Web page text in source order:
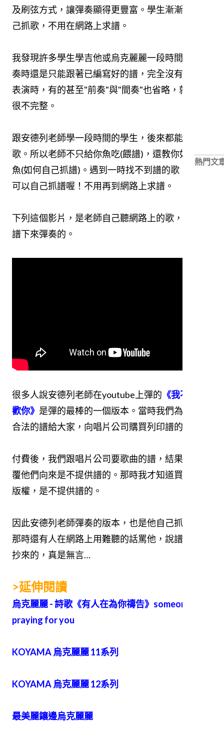
及刷弦方式，讓彈奏顯得更豐富。學生漸漸也能自
己抓歌，不用在網路上求譜。
我發現許多學生學吉他或烏克麗麗一段時間了，彈
奏時還是只能跟著已編寫好的譜，完全沒有變化。
表演時，有的甚至"前奏"與"間奏"也省略，就顯得
很不完整。
跟安德列老師學一段時間的學生，後來都能自己抓
歌。所以老師不只給你魚吃(餵譜)，還教你如何釣
魚(如何自己抓譜)。遇到一時找不到譜的歌，你也
可以自己抓譜喔！不用再到網路上求譜。
下列這個影片，是老師自己聽網路上的歌，自己抓
譜下來彈奏的。
很多人說安德列老師在youtube上彈的 《我不會喜
歡你》 是彈的最棒的一個版本。當時我們為了提供
合法的譜給大家，向唱片公司購買列印譜的版權。
付費後，我們跟唱片公司要歌曲的譜，結果他們回
覆他們向來是不提供譜的。那時我才知道買歌曲譜
版權，是不提供譜的。
因此安德列老師彈奏的版本，也是他自己抓的喔。
那時還有人在網路上用難聽的話罵他，說譜還不是
抄來的，真是無言…
>延伸閱讀
烏克麗麗 - 詩歌《有人在為你禱告》someone is
praying for you
KOYAMA 烏克麗麗 11系列
KOYAMA 烏克麗麗 12系列
最美麗鑲邊烏克麗麗
熱門文